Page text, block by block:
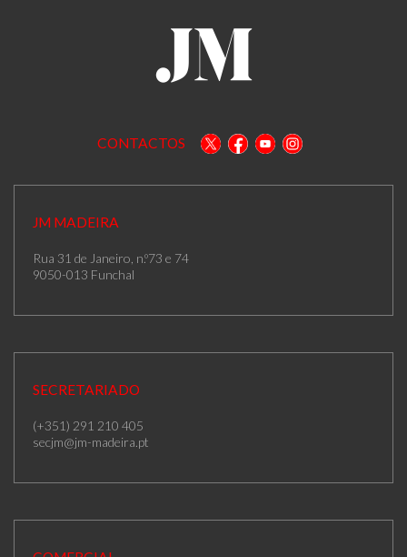
CONTACTOS
JM MADEIRA
Rua 31 de Janeiro, n.º73 e 74
9050-013 Funchal
SECRETARIADO
(+351) 291 210 405
secjm@jm-madeira.pt